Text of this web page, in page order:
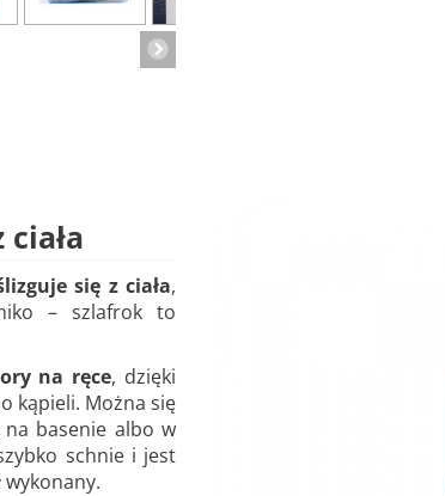
się z ciała,
– szlafrok to
na ręce, dzięki
kąpieli. Można się
basenie albo w
schnie i jest